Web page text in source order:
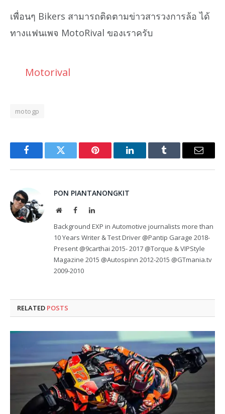
เพื่อนๆ Bikers สามารถติดตามข่าวสารวงการล้อ ได้
ทางแฟนเพจ MotoRival ของเราครับ
Motorival
motogp
FacebookTwitter Pinterest LinkedInTumblr Email
PON PIANTANONGKIT
WebsiteFacebookLinkedIn
Background EXP in Automotive journalists more than
10 Years Writer & Test Driver @Pantip Garage 2018-
Present @9carthai 2015- 2017 @Torque & VIPStyle
Magazine 2015 @Autospinn 2012-2015 @GTmania.tv
2009-2010
RELATED POSTS